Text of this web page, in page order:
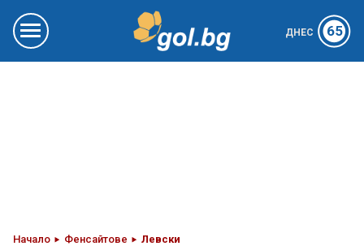
ДНЕС 65
Начало Фенсайтове Левски